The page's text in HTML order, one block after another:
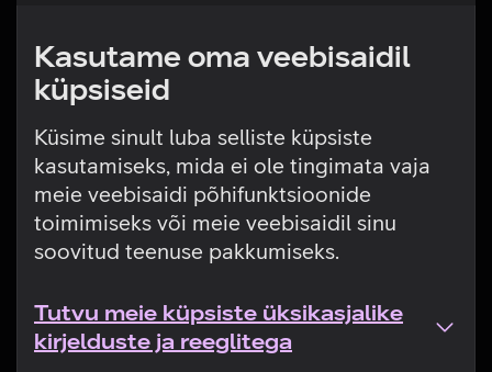
Kasutame oma veebisaidil
küpsiseid
Küsime sinult luba selliste küpsiste
kasutamiseks, mida ei ole tingimata vaja
meie veebisaidi põhifunktsioonide
toimimiseks või meie veebisaidil sinu
soovitud teenuse pakkumiseks.
Tutvu meie küpsiste üksikasjalike
kirjelduste ja reeglitega
Tehniline viga